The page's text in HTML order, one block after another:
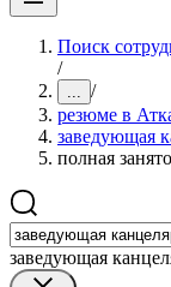
Поиск
/
... /
резюме в
заведующая
полная
заведующая